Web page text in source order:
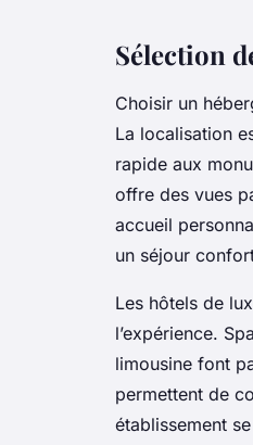
Sélection
Choisir un
La localisation
rapide aux
offre des vues
accueil
un séjour
Les hôtels de
l’expérience.
limousine font
permettent de
établissement